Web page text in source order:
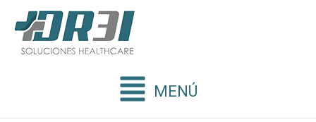
MENÚ